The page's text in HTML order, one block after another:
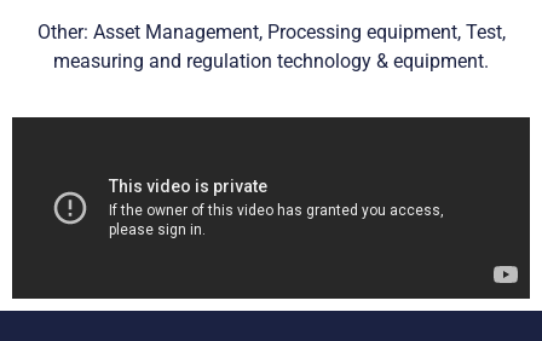
Other: Asset Management, Processing equipment, Test,
measuring and regulation technology & equipment.